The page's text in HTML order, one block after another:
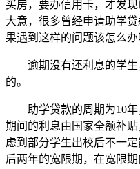
买房，要办信用卡，才发
大意，很多曾经申请助学
果遇到这样的问题该怎么办
逾期没有还利息的学生
的。
助学贷款的周期为10年
期间的利息由国家全额补
虑到部分学生出校后不一
后两年的宽限期，在宽限